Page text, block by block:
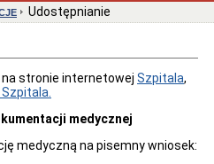
Udostępnianie
stronie internetowej Szpitala,
medycznej
medyczną na pisemny wniosek: